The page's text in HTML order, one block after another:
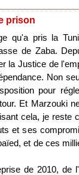
prison
qu'a pris la
de Zaba.
la Justice de
Non
pour
Et Marzouki
cela, je reste
et ses
et de ces
de 2010, de